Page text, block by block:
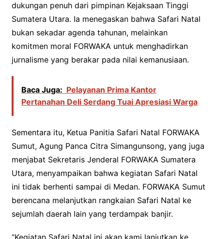
dukungan penuh dari pimpinan Kejaksaan Tinggi
Sumatera Utara. Ia menegaskan bahwa Safari Natal
bukan sekadar agenda tahunan, melainkan
komitmen moral FORWAKA untuk menghadirkan
jurnalisme yang berakar pada nilai kemanusiaan.
Baca Juga: Pelayanan Prima Kantor
Pertanahan Deli Serdang Tuai Apresiasi Warga
Sementara itu, Ketua Panitia Safari Natal FORWAKA
Sumut, Agung Panca Citra Simangunsong, yang juga
menjabat Sekretaris Jenderal FORWAKA Sumatera
Utara, menyampaikan bahwa kegiatan Safari Natal
ini tidak berhenti sampai di Medan. FORWAKA Sumut
berencana melanjutkan rangkaian Safari Natal ke
sejumlah daerah lain yang terdampak banjir.